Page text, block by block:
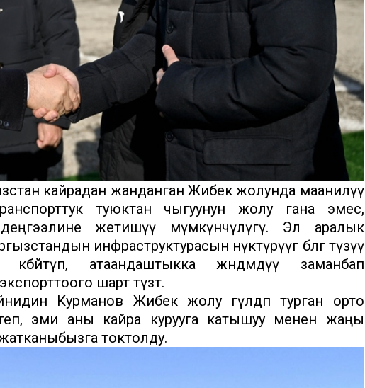
кайрадан жанданган Жибек жолунда маанилүү
туюктан чыгуунун жолу гана эмес,
жетишүү мүмкүнчүлүгү. Эл аралык
инфраструктурасын өнүктүрүүгө өбөлгө түзүү
атаандаштыкка жөндөмдүү заманбап
шарт түзөт.
Курманов Жибек жолу гүлдөп турган орто
эми аны кайра курууга катышуу менен жаңы
токтолду.